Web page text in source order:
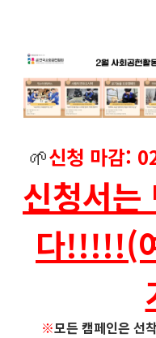
🌱신청 마감:
신청서는
다!!!!!(
※모든 캠페인은 선